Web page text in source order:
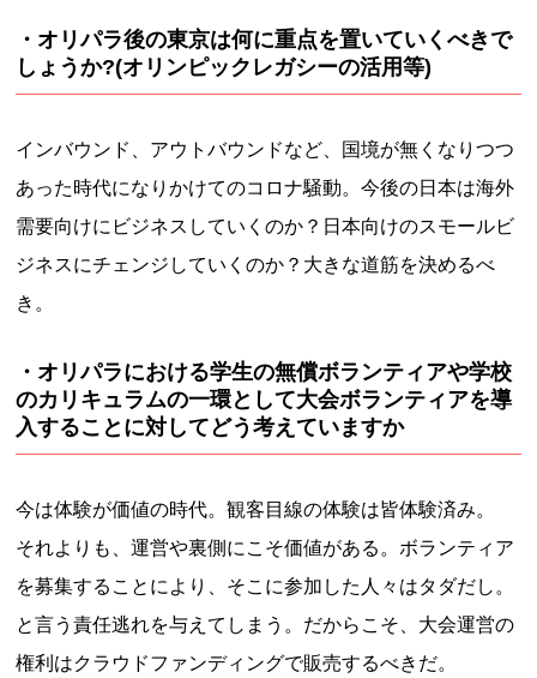
・オリパラ後の東京は何に重点を置いていくべきで
しょうか?(オリンピックレガシーの活用等)
インバウンド、アウトバウンドなど、国境が無くなりつつ
あった時代になりかけてのコロナ騒動。今後の日本は海外
需要向けにビジネスしていくのか？日本向けのスモールビ
ジネスにチェンジしていくのか？大きな道筋を決めるべ
き。
・オリパラにおける学生の無償ボランティアや学校
のカリキュラムの一環として大会ボランティアを導
入することに対してどう考えていますか
今は体験が価値の時代。観客目線の体験は皆体験済み。
それよりも、運営や裏側にこそ価値がある。ボランティア
を募集することにより、そこに参加した人々はタダだし。
と言う責任逃れを与えてしまう。だからこそ、大会運営の
権利はクラウドファンディングで販売するべきだ。